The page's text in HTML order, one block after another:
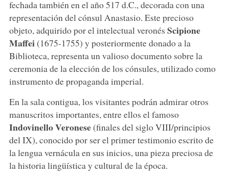
fechada también en el año 517 d.C., decorada con una
representación del cónsul Anastasio. Este precioso
objeto, adquirido por el intelectual veronés Scipione
Maffei(1675-1755) y posteriormente donado a la
Biblioteca, representa un valioso documento sobre la
ceremonia de la elección de los cónsules, utilizado como
instrumento de propaganda imperial.
En la sala contigua, los visitantes podrán admirar otros
manuscritos importantes, entre ellos el famoso
Indovinello Veronese(finales del siglo VIII/principios
del IX), conocido por ser el primer testimonio escrito de
la lengua vernácula en sus inicios, una pieza preciosa de
la historia lingüística y cultural de la época.